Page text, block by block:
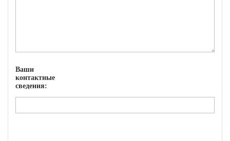
Ваши
контактные
сведения: